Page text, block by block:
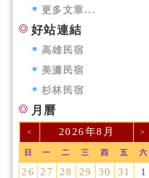
更多文章...
好站連結
高雄民宿
美濃民宿
杉林民宿
月曆
< 2026年8月 >
日 一 二 三 四 五 六
26 27 28 29 30 31
1